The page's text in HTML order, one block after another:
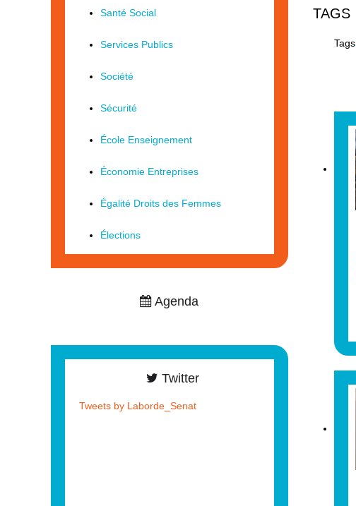
TAGS
Tags
Santé Social
Services Publics
Société
Sécurité
École Enseignement
Économie Entreprises
Égalité Droits des Femmes
Élections
Agenda
Twitter
Tweets by Laborde_Senat